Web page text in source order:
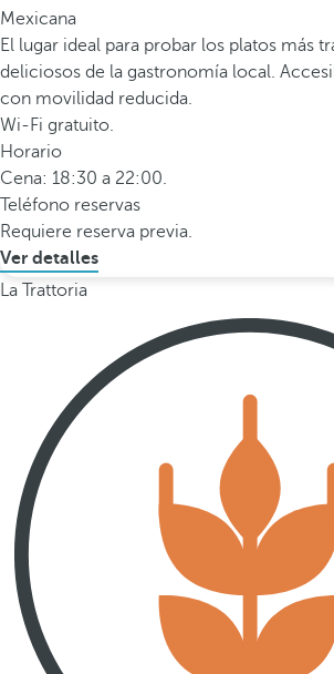
Mexicana
El lugar ideal para probar los platos más
deliciosos de la gastronomía local.
con movilidad reducida.
Wi-Fi gratuito.
Horario
Cena: 18:30 a 22:00.
Teléfono reservas
Requiere reserva previa.
Ver detalles
La Trattoria